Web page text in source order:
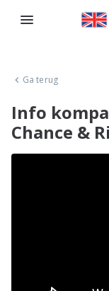
Ga terug
Info
Chance &